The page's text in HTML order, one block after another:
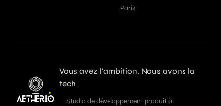
Paris
Vous avez l'ambition. Nous avons la
tech
Studio de développement produit à